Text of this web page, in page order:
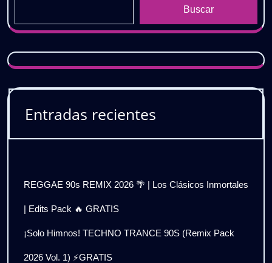
Buscar
Entradas recientes
REGGAE 90s REMIX 2026 🌴 | Los Clásicos Inmortales
| Edits Pack 🔥 GRATIS
¡Solo Himnos! TECHNO TRANCE 90S (Remix Pack
2026 Vol. 1) ⚡GRATIS